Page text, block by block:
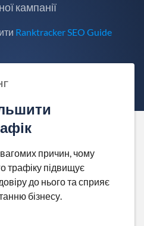
кампанії
Ranktracker SEO Guide
причин, чому
трафіку підвищує
до нього та сприяє
бізнесу.